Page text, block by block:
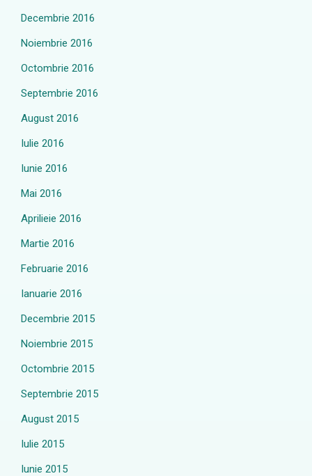
Decembrie 2016
Noiembrie 2016
Octombrie 2016
Septembrie 2016
August 2016
Iulie 2016
Iunie 2016
Mai 2016
Aprilieie 2016
Martie 2016
Februarie 2016
Ianuarie 2016
Decembrie 2015
Noiembrie 2015
Octombrie 2015
Septembrie 2015
August 2015
Iulie 2015
Iunie 2015